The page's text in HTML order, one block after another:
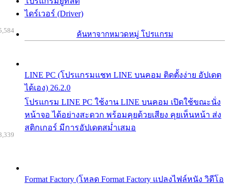
ไดร์เวอร์ (Driver)
ค้นหาจากหมวดหมู่ โปรแกรม
LINE PC (โปรแกรมแชท LINE บนคอม ติดตั้งง่าย อัปเดต
ได้เอง) 26.2.0
โปรแกรม LINE PC ใช้งาน LINE บนคอม เปิดใช้ขณะนั่ง
หน้าจอ ได้อย่างสะดวก พร้อมคุยด้วยเสียง คุยเห็นหน้า ส่ง
สติกเกอร์ มีการอัปเดตสม่ำเสมอ
Format Factory (โหลด Format Factory แปลงไฟล์หนัง วิดีโอ